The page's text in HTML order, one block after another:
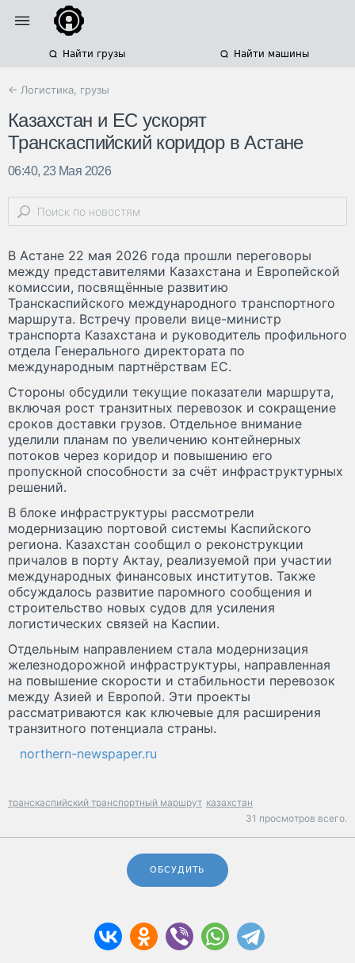
Найти грузы Найти машины
← Логистика, грузы
Казахстан и ЕС ускорят
Транскаспийский коридор в Астане
06:40, 23 Мая 2026
В Астане 22 мая 2026 года прошли переговоры
между представителями Казахстана и Европейской
комиссии, посвящённые развитию
Транскаспийского международного транспортного
маршрута. Встречу провели вице-министр
транспорта Казахстана и руководитель профильного
отдела Генерального директората по
международным партнёрствам ЕС.
Стороны обсудили текущие показатели маршрута,
включая рост транзитных перевозок и сокращение
сроков доставки грузов. Отдельное внимание
уделили планам по увеличению контейнерных
потоков через коридор и повышению его
пропускной способности за счёт инфраструктурных
решений.
В блоке инфраструктуры рассмотрели
модернизацию портовой системы Каспийского
региона. Казахстан сообщил о реконструкции
причалов в порту Актау, реализуемой при участии
международных финансовых институтов. Также
обсуждалось развитие паромного сообщения и
строительство новых судов для усиления
логистических связей на Каспии.
Отдельным направлением стала модернизация
железнодорожной инфраструктуры, направленная
на повышение скорости и стабильности перевозок
между Азией и Европой. Эти проекты
рассматриваются как ключевые для расширения
транзитного потенциала страны.
northern-newspaper.ru
транскаспийский транспортный маршрут казахстан
31 просмотров всего.
ОБСУДИТЬ